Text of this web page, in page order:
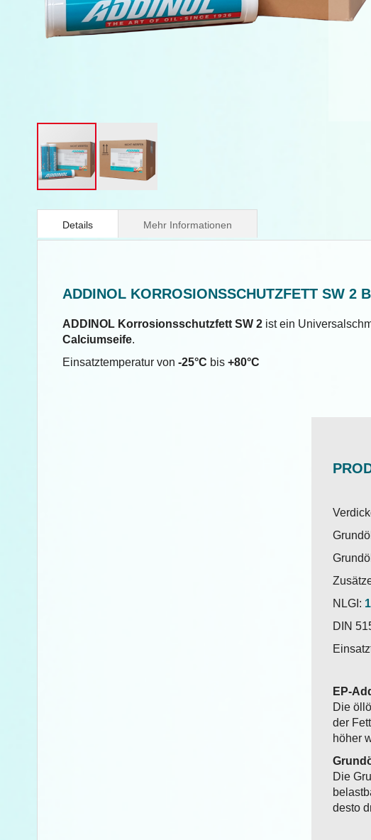
zum
Anfang
der
Details
ADDINOL KORROSIONSSCHUTZFETT SW 2
ADDINOL Korrosionsschutzfett SW 2 ist ein
Calciumseife.
Einsatztemperatur von -25°C bis +80°C
NLGI: 1
DIN
EP-
Die
der
höher
Die
desto
Mehr Informationen